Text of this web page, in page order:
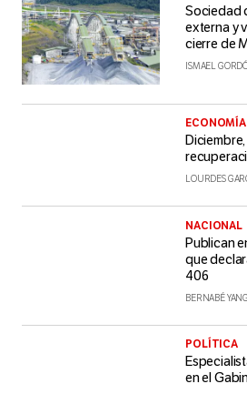
Sociedad
externa y
cierre de
ISMAEL
ECONOMÍA
LOURDES
NACIONAL
Publican
que
406
BERNABÉ
POLÍTICA
en el